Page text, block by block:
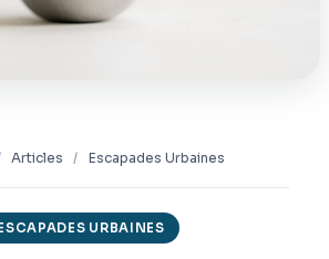
Articles / Escapades Urbaines
ESCAPADES URBAINES